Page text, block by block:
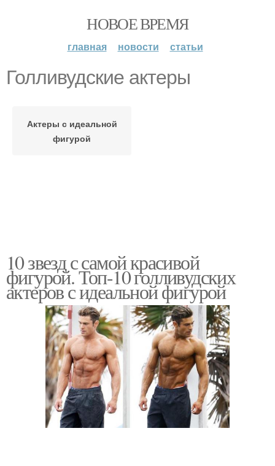
НОВОЕ ВРЕМЯ
главная новости статьи
Голливудские актеры
Актеры с идеальной
фигурой
10 звезд с самой красивой
фигурой. Топ-10 голливудских
актеров с идеальной фигурой